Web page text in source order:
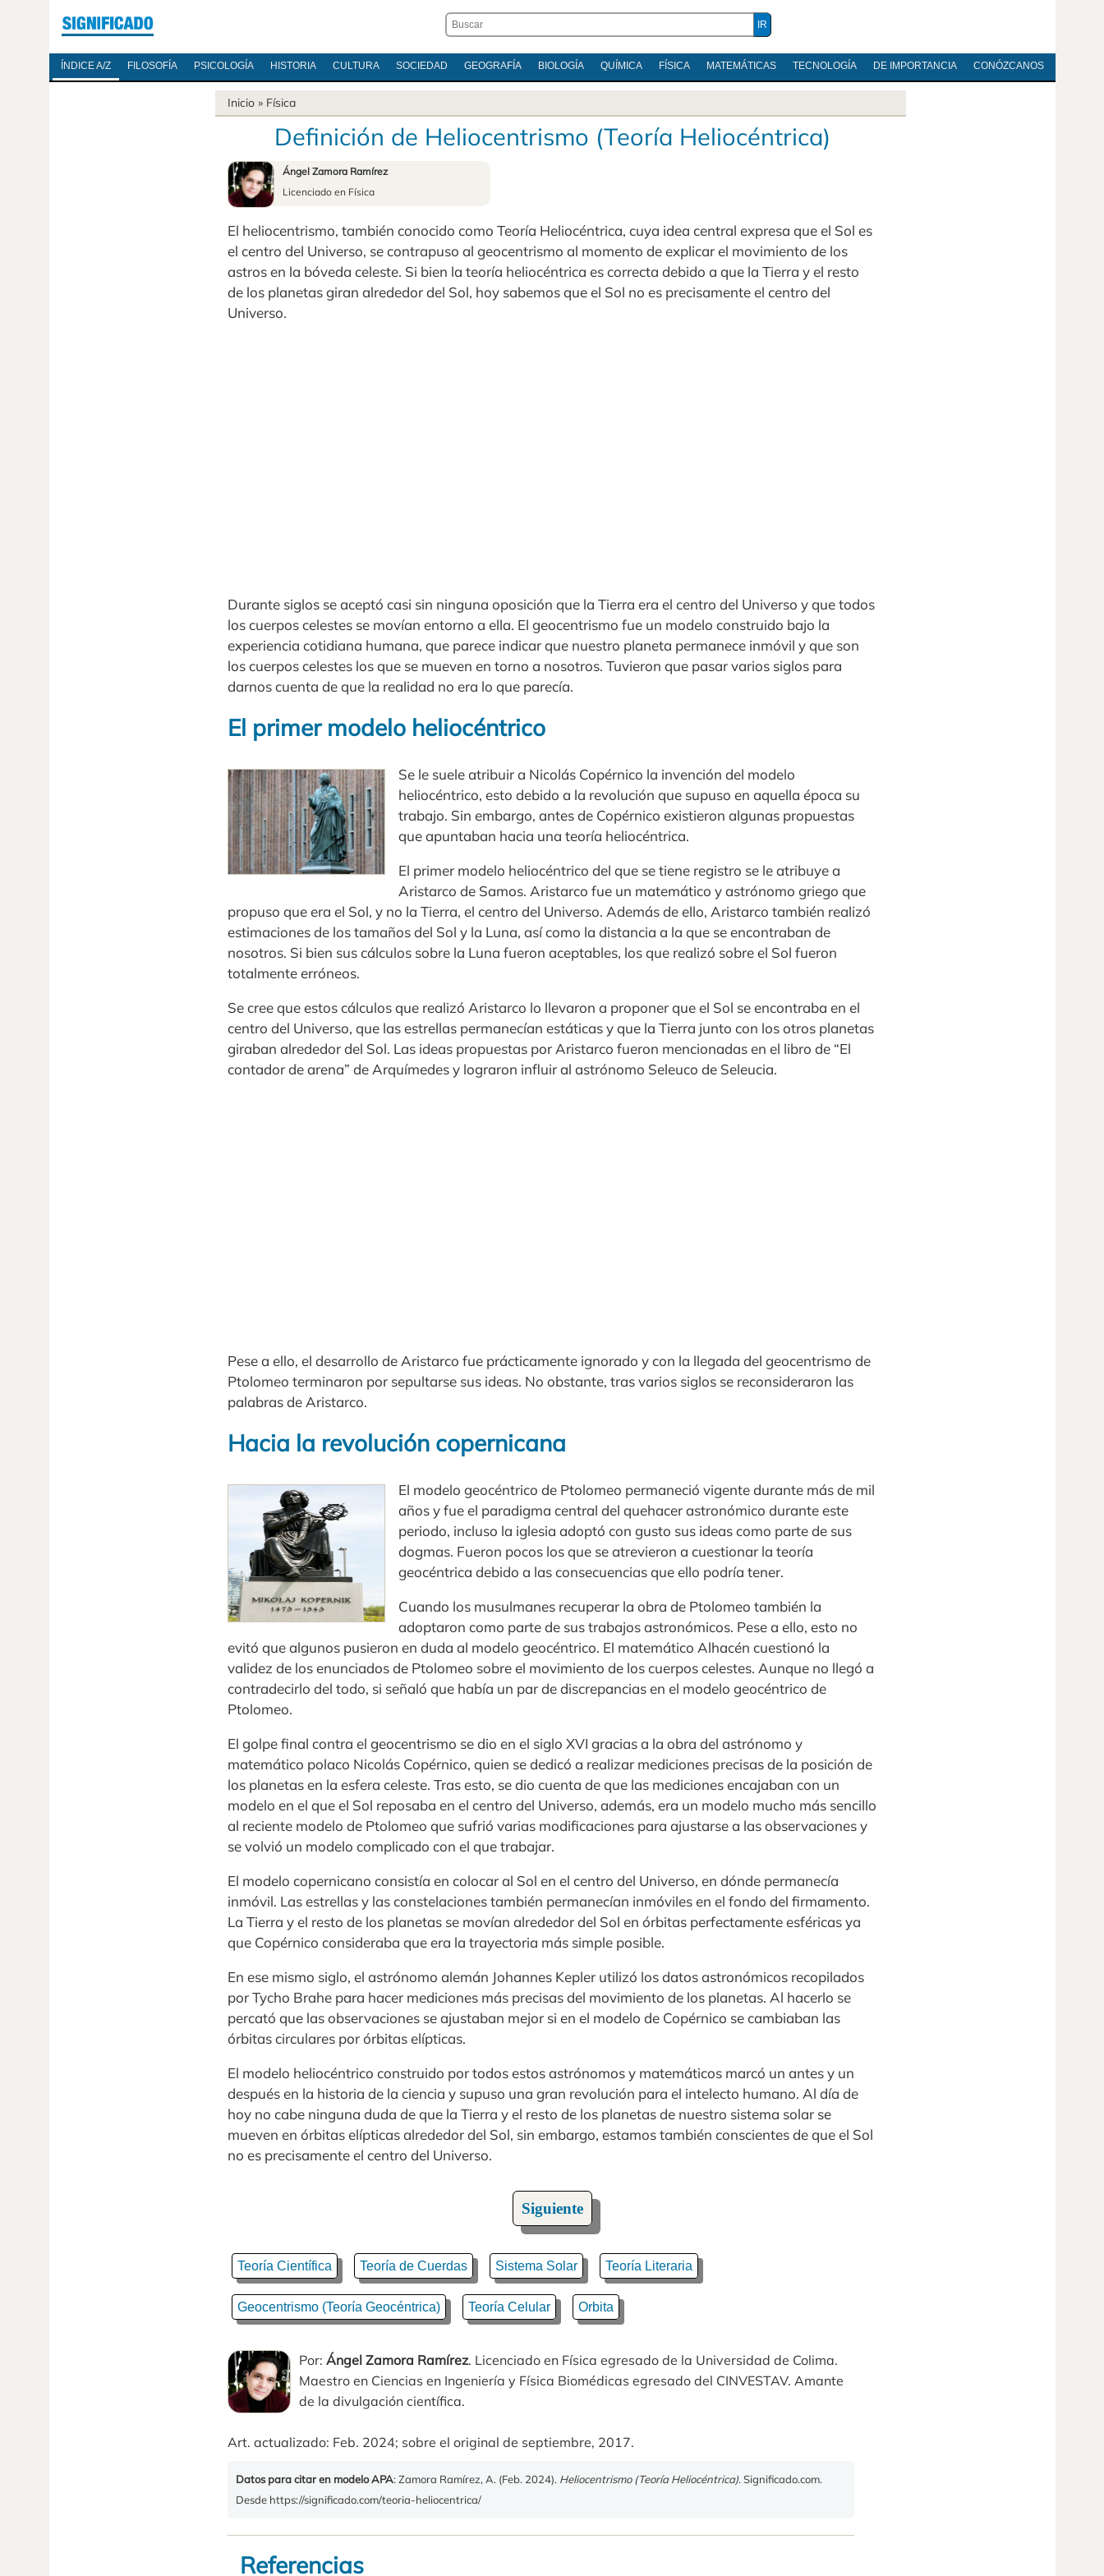
ÍNDICE A/Z FILOSOFÍA PSICOLOGÍA HISTORIA CULTURA SOCIEDAD GEOGRAFÍA BIOLOGÍA QUÍMICA FÍSICA MATEMÁTICAS TECNOLOGÍA DE IMPORTANCIA CONÓZCANOS
Inicio » Física
Definición de Heliocentrismo (Teoría Heliocéntrica)
Ángel Zamora Ramírez
Licenciado en Física
El heliocentrismo, también conocido como Teoría Heliocéntrica, cuya idea central expresa que el Sol es
el centro del Universo, se contrapuso al geocentrismo al momento de explicar el movimiento de los
astros en la bóveda celeste. Si bien la teoría heliocéntrica es correcta debido a que la Tierra y el resto
de los planetas giran alrededor del Sol, hoy sabemos que el Sol no es precisamente el centro del
Universo.
Durante siglos se aceptó casi sin ninguna oposición que la Tierra era el centro del Universo y que todos
los cuerpos celestes se movían entorno a ella. El geocentrismo fue un modelo construido bajo la
experiencia cotidiana humana, que parece indicar que nuestro planeta permanece inmóvil y que son
los cuerpos celestes los que se mueven en torno a nosotros. Tuvieron que pasar varios siglos para
darnos cuenta de que la realidad no era lo que parecía.
El primer modelo heliocéntrico
Se le suele atribuir a Nicolás Copérnico la invención del modelo
heliocéntrico, esto debido a la revolución que supuso en aquella época su
trabajo. Sin embargo, antes de Copérnico existieron algunas propuestas
que apuntaban hacia una teoría heliocéntrica.
El primer modelo heliocéntrico del que se tiene registro se le atribuye a
Aristarco de Samos. Aristarco fue un matemático y astrónomo griego que
propuso que era el Sol, y no la Tierra, el centro del Universo. Además de ello, Aristarco también realizó
estimaciones de los tamaños del Sol y la Luna, así como la distancia a la que se encontraban de
nosotros. Si bien sus cálculos sobre la Luna fueron aceptables, los que realizó sobre el Sol fueron
totalmente erróneos.
Se cree que estos cálculos que realizó Aristarco lo llevaron a proponer que el Sol se encontraba en el
centro del Universo, que las estrellas permanecían estáticas y que la Tierra junto con los otros planetas
giraban alrededor del Sol. Las ideas propuestas por Aristarco fueron mencionadas en el libro de “El
contador de arena” de Arquímedes y lograron influir al astrónomo Seleuco de Seleucia.
Pese a ello, el desarrollo de Aristarco fue prácticamente ignorado y con la llegada del geocentrismo de
Ptolomeo terminaron por sepultarse sus ideas. No obstante, tras varios siglos se reconsideraron las
palabras de Aristarco.
Hacia la revolución copernicana
El modelo geocéntrico de Ptolomeo permaneció vigente durante más de mil
años y fue el paradigma central del quehacer astronómico durante este
periodo, incluso la iglesia adoptó con gusto sus ideas como parte de sus
dogmas. Fueron pocos los que se atrevieron a cuestionar la teoría
geocéntrica debido a las consecuencias que ello podría tener.
Cuando los musulmanes recuperar la obra de Ptolomeo también la
adoptaron como parte de sus trabajos astronómicos. Pese a ello, esto no
evitó que algunos pusieron en duda al modelo geocéntrico. El matemático Alhacén cuestionó la
validez de los enunciados de Ptolomeo sobre el movimiento de los cuerpos celestes. Aunque no llegó a
contradecirlo del todo, si señaló que había un par de discrepancias en el modelo geocéntrico de
Ptolomeo.
El golpe final contra el geocentrismo se dio en el siglo XVI gracias a la obra del astrónomo y
matemático polaco Nicolás Copérnico, quien se dedicó a realizar mediciones precisas de la posición de
los planetas en la esfera celeste. Tras esto, se dio cuenta de que las mediciones encajaban con un
modelo en el que el Sol reposaba en el centro del Universo, además, era un modelo mucho más sencillo
al reciente modelo de Ptolomeo que sufrió varias modificaciones para ajustarse a las observaciones y
se volvió un modelo complicado con el que trabajar.
El modelo copernicano consistía en colocar al Sol en el centro del Universo, en dónde permanecía
inmóvil. Las estrellas y las constelaciones también permanecían inmóviles en el fondo del firmamento.
La Tierra y el resto de los planetas se movían alrededor del Sol en órbitas perfectamente esféricas ya
que Copérnico consideraba que era la trayectoria más simple posible.
En ese mismo siglo, el astrónomo alemán Johannes Kepler utilizó los datos astronómicos recopilados
por Tycho Brahe para hacer mediciones más precisas del movimiento de los planetas. Al hacerlo se
percató que las observaciones se ajustaban mejor si en el modelo de Copérnico se cambiaban las
órbitas circulares por órbitas elípticas.
El modelo heliocéntrico construido por todos estos astrónomos y matemáticos marcó un antes y un
después en la historia de la ciencia y supuso una gran revolución para el intelecto humano. Al día de
hoy no cabe ninguna duda de que la Tierra y el resto de los planetas de nuestro sistema solar se
mueven en órbitas elípticas alrededor del Sol, sin embargo, estamos también conscientes de que el Sol
no es precisamente el centro del Universo.
Siguiente
Teoría Científica Teoría de Cuerdas Sistema Solar Teoría Literaria
Geocentrismo (Teoría Geocéntrica) Teoría Celular Orbita
Por: Ángel Zamora Ramírez. Licenciado en Física egresado de la Universidad de Colima.
Maestro en Ciencias en Ingeniería y Física Biomédicas egresado del CINVESTAV. Amante
de la divulgación científica.
Art. actualizado: Feb. 2024; sobre el original de septiembre, 2017.
Datos para citar en modelo APA: Zamora Ramírez, A. (Feb. 2024). Heliocentrismo (Teoría Heliocéntrica). Significado.com.
Desde https://significado.com/teoria-heliocentrica/
Referencias